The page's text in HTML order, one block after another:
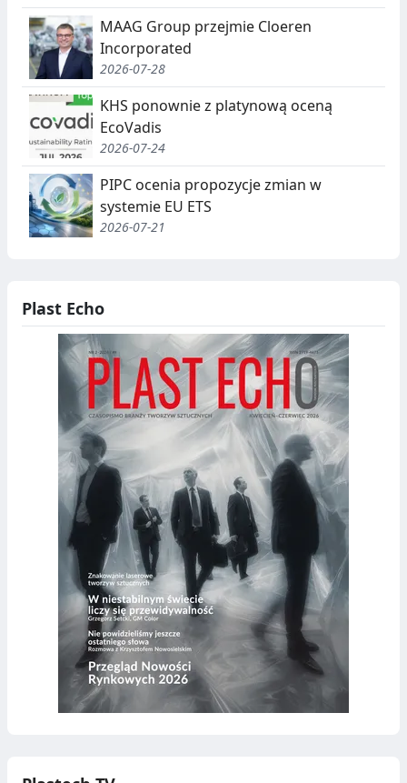
MAAG Group przejmie Cloeren
Incorporated
2026-07-28
KHS ponownie z platynową oceną
EcoVadis
2026-07-24
PIPC ocenia propozycje zmian w
systemie EU ETS
2026-07-21
Plast Echo